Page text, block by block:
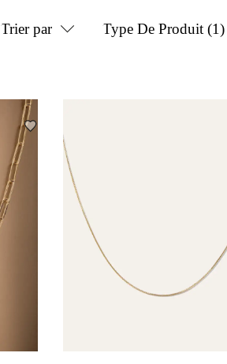
Trier par Type De Produit (1)